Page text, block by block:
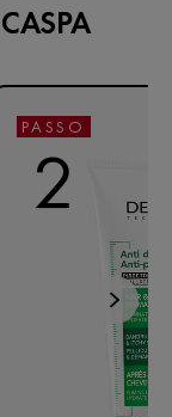
PASSO
2